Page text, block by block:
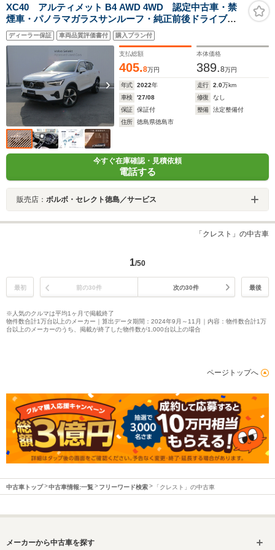
XC40 アルティメット B4 AWD 4WD 認定中古車・禁
煙車・パノラマガラスサンルーフ・純正前後ドライブレ
コーダーアドバンス・白革・前後シートヒーター・ステ
アリングヒーター・電動パワーテールゲート・Googleナ
ビ・全方位モニター
ディーラー保証 車両品質評価書付 購入プラン付
支払総額
405.8万円
本体価格
389.8万円
年式 2022年 走行 2.0万km
車検
'27/08 修復
なし
保証
保証付 整備
法定整備付
住所
徳島県徳島市
今すぐ在庫確認・見積依頼
電話する
販売店： ボルボ・セレクト徳島／サービス
「クレスト」の中古車
1/50
最初 前の30件 次の30件 最後
※人気のクルマは平均1ヶ月で掲載終了
物件数合計1万台以上のメーカー｜算出データ期間：2024年9月～11月｜内容：物件数合計1万
台以上のメーカーのうち、掲載が終了した物件数が1,000台以上の場合
ページトップへ
中古車トップ 中古車情報:一覧 フリーワード検索 「クレスト」の中古車
メーカーから中古車を探す